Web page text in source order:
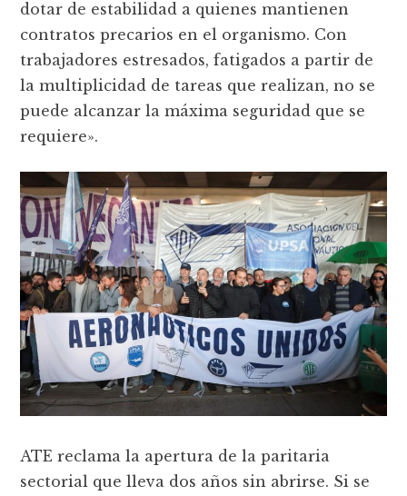
dotar de estabilidad a quienes mantienen
contratos precarios en el organismo. Con
trabajadores estresados, fatigados a partir de
la multiplicidad de tareas que realizan, no se
puede alcanzar la máxima seguridad que se
requiere».
ATE reclama la apertura de la paritaria
sectorial que lleva dos años sin abrirse. Si se